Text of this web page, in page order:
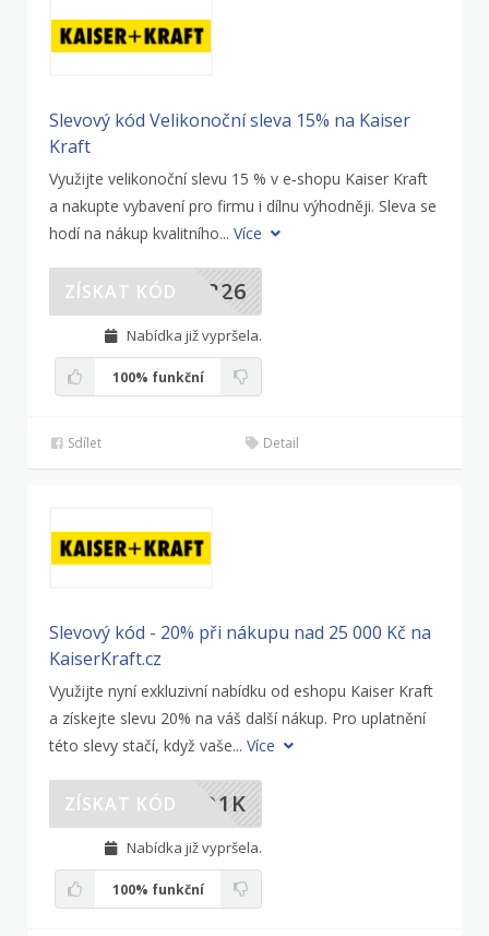
Slevový kód Velikonoční sleva 15% na Kaiser
Kraft
Využijte velikonoční slevu 15 % v e‑shopu Kaiser Kraft
a nakupte vybavení pro firmu i dílnu výhodněji. Sleva se
hodí na nákup kvalitního... Více
ER26
ZÍSKAT KÓD
Nabídka již vypršela.
100% funkční
Sdílet Detail
Slevový kód - 20% při nákupu nad 25 000 Kč na
KaiserKraft.cz
Využijte nyní exkluzivní nabídku od eshopu Kaiser Kraft
a získejte slevu 20% na váš další nákup. Pro uplatnění
této slevy stačí, když vaše... Více
ZQ1K
ZÍSKAT KÓD
Nabídka již vypršela.
100% funkční